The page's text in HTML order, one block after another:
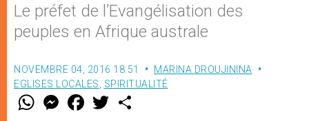
Le préfet de l’Evangélisation des
peuples en Afrique australe
NOVEMBRE 04, 2016 18:51
MARINA DROUJININA
EGLISES LOCALES
SPIRITUALITÉ
W M
e
F
a w